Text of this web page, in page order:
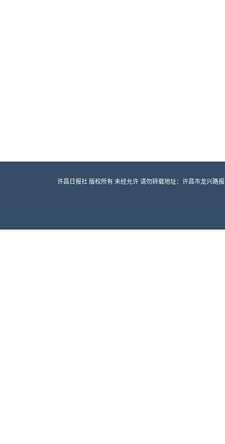
许昌日报社 版权所有 未经允许 请勿转载地址：许昌市龙兴路